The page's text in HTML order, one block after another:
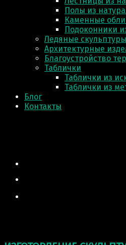
Полы из
Каменные
Подоконники
Ледяные скульптуры
Архитектурные
Благоустройство
Таблички
Таблички из
Таблички из
Блог
Контакты